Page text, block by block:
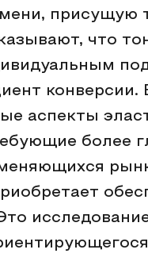
присущую
что
конверсии.
аспекты
более